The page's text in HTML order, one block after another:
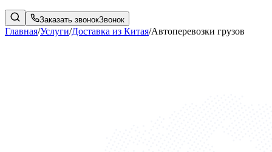
Заказать звонокЗвонок
Главная/Услуги/Доставка из Китая/Автоперевозки грузов